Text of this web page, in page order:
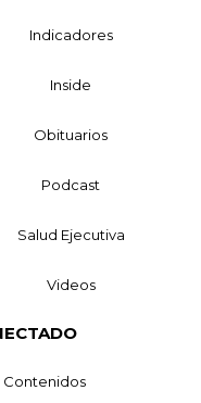
Indicadores
Inside
Obituarios
Podcast
Salud Ejecutiva
Videos
Contenidos